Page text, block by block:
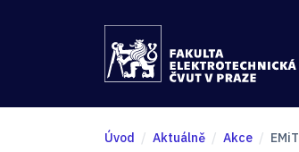
Úvod Aktuálně Akce